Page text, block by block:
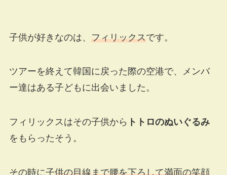
子供が好きなのは、 フィリックスです。
ツアーを終えて韓国に戻った際の空港で、メンバ
ー達はある子どもに出会いました。
フィリックスはその子供から トトロのぬいぐるみ
をもらったそう。
その時に子供の目線まで腰を下ろして満面の笑顔